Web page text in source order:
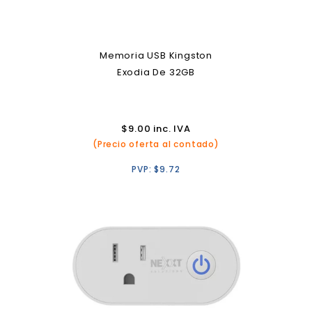
Memoria USB Kingston
Exodia De 32GB
$9.00 inc. IVA
(Precio oferta al contado)
PVP:$9.72